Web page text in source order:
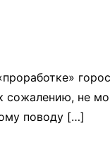
не
поводу […]